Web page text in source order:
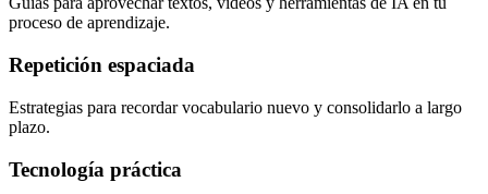
proceso de aprendizaje.
Repetición espaciada
Estrategias para recordar vocabulario nuevo y consolidarlo a largo
plazo.
Tecnología práctica